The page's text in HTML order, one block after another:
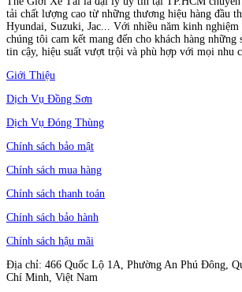
tải chất lượng cao từ những thương hiệu hàng đầu
Hyundai, Suzuki, Jac... Với nhiều năm kinh nghiệm
chúng tôi cam kết mang đến cho khách hàng những
tin cậy, hiệu suất vượt trội và phù hợp với mọi nhu
Giới Thiệu
Dịch Vụ Đồng Sơn
Dịch Vụ Đóng Thùng
Chính sách bảo mật
Chính sách mua hàng
Chính sách thanh toán
Chính sách bảo hành
Chính sách hậu mãi
Địa chỉ: 466 Quốc Lộ 1A, Phường An Phú Đông,
Chí Minh, Việt Nam